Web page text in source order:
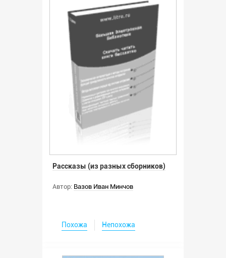
Рассказы (из разных сборников)
Автор: Вазов Иван Минчов
Похожа Непохожа